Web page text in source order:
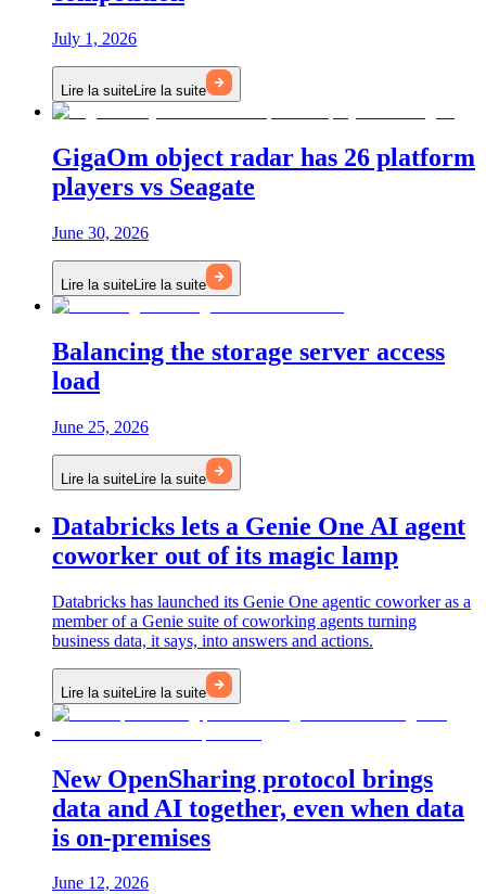
July 1, 2026
Lire la suiteLire la suite
GigaOm object radar has 26 platform
players vs Seagate
June 30, 2026
Lire la suiteLire la suite
Balancing the storage server access
load
June 25, 2026
Lire la suite Lire la suite
Databricks lets a Genie One AI agent
coworker out of its magic lamp
Databricks has launched its Genie One agentic coworker as a
member of a Genie suite of coworking agents turning
business data, it says, into answers and actions.
Lire la suiteLire la suite
New OpenSharing protocol brings
data and AI together, even when data
is on-premises
June 12, 2026